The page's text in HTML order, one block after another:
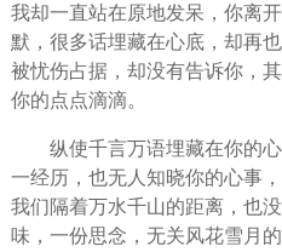
我却一直站在原地发呆，你离
默 ，很多话埋藏在心底，却再
被忧伤占据，却没有告诉你，
你的点点滴滴。
纵使千言万语埋藏在你的
一经历，也无人知晓你的心事
我们隔着万水千山的距离，也
味，一份思念，无关风花雪月的